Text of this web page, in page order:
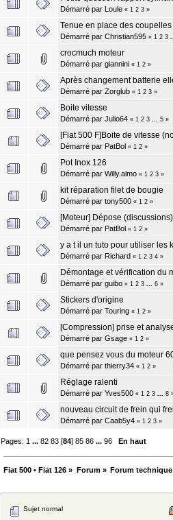
Démarré par Loule « 1 2 3 »
Tenue en place des
Démarré par Christian595 « 1 2 3
crocmuch moteur
Démarré par giannini « 1 2 »
Après changement batterie
Démarré par Zorglub « 1 2 3 »
Boite vitesse
Démarré par Julio64 « 1 2 3 ... 5 »
[Fiat 500 F]Boite de vitesse
Démarré par PatBol « 1 2 »
Pot Inox 126
Démarré par Willy.almo « 1 2 3 »
kit réparation filet de bougie
Démarré par tony500 « 1 2 »
[Moteur] Dépose (discussions)
Démarré par PatBol « 1 2 »
y a t il un tuto pour utiliser les
Démarré par Richard « 1 2 3 4 »
Démontage et vérification du
Démarré par guibo « 1 2 3 ... 6 »
Stickers d'origine
Démarré par Touring « 1 2 »
[Compression] prise et
Démarré par Gsage « 1 2 »
que pensez vous du moteur
Démarré par thierry34 « 1 2 »
Réglage ralenti
Démarré par Yves500 « 1 2 3 ... 8
nouveau circuit de frein qui
Démarré par Caab5y4 « 1 2 3 »
Pages: 1 ...82 83 [84]85 86 ...96 En haut
Fiat 500 • Fiat 126 » Forum» Forum technique
Sujet normal